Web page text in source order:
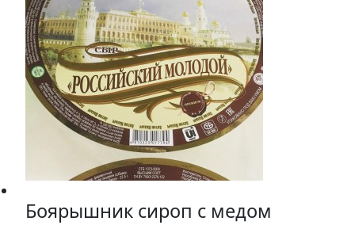
Боярышник сироп с медом